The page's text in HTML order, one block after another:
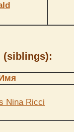
(siblings):
Nina Ricci